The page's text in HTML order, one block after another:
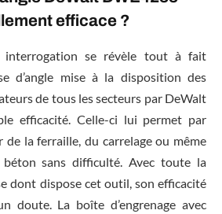
efficace ?
interrogation se révèle tout à fait
d’angle mise à la disposition des
de tous les secteurs par DeWalt
efficacité. Celle-ci lui permet par
de la ferraille, du carrelage ou même
sans difficulté. Avec toute la
dont dispose cet outil, son efficacité
doute. La boîte d’engrenage avec